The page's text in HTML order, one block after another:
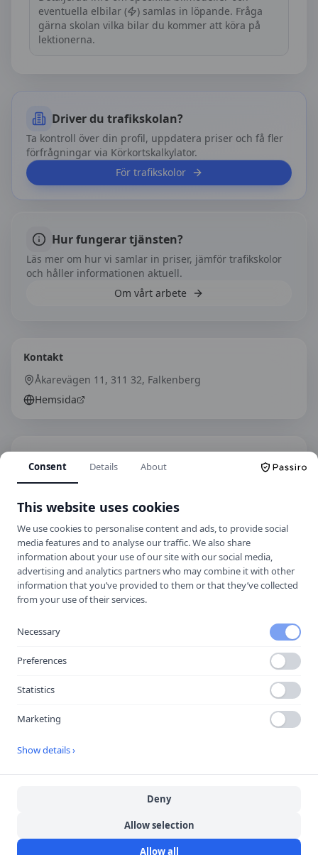
eventuella elbilar (
) samlas in löpande. Fråga
gärna skolan vilka bilar du kommer att köra på
lektionerna.
Driver du trafikskolan?
Ta kontroll över din profil, uppdatera priser och få fler
förfrågningar via Körkortskalkylator.
För trafikskolor
Hur fungerar tjänsten?
Läs mer om hur vi samlar in priser, jämför trafikskolor
och håller informationen aktuell.
Om vårt arbete
Kontakt
Åkarevägen 11, 311 32, Falkenberg
Hemsida
Hitta hit
Senast uppdaterad:
Consent Details About
This website uses cookies
We use cookies to personalise content and ads, to provide social
media features and to analyse our traffic. We also share
information about your use of our site with our social media,
advertising and analytics partners who may combine it with other
information that you’ve provided to them or that they’ve collected
from your use of their services.
Necessary
Preferences
Statistics
Marketing
Show details ›
Deny
Allow selection
Allow all